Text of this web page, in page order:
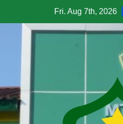
Fri. Aug 7th, 2026